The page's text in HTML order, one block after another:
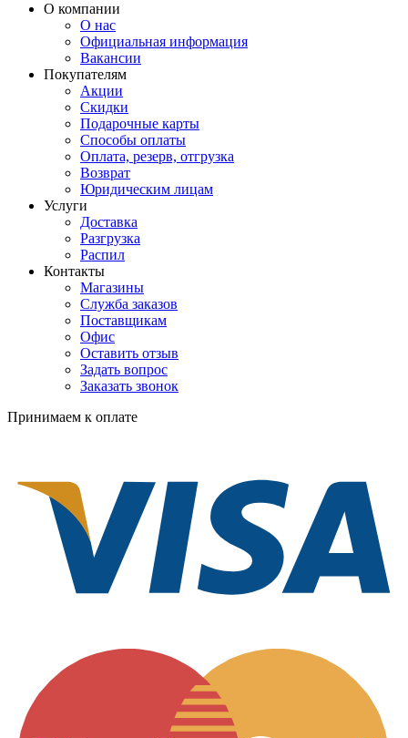
О компании
О нас
Официальная информация
Вакансии
Покупателям
Акции
Скидки
Подарочные карты
Способы оплаты
Оплата, резерв, отгрузка
Возврат
Юридическим лицам
Услуги
Доставка
Разгрузка
Распил
Контакты
Магазины
Служба заказов
Поставщикам
Офис
Оставить отзыв
Задать вопрос
Заказать звонок
Принимаем к оплате